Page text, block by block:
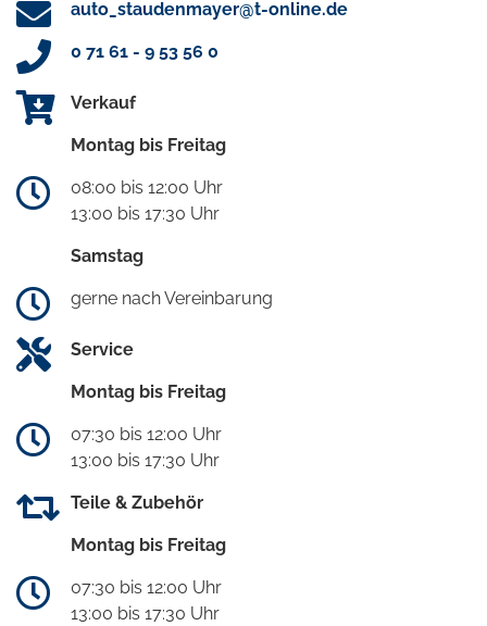
auto_staudenmayer@t-online.de
0 71 61 - 9 53 56 0
Verkauf
Montag bis Freitag
08:00 bis 12:00 Uhr
13:00 bis 17:30 Uhr
Samstag
gerne nach Vereinbarung
Service
Montag bis Freitag
07:30 bis 12:00 Uhr
13:00 bis 17:30 Uhr
Teile & Zubehör
Montag bis Freitag
07:30 bis 12:00 Uhr
13:00 bis 17:30 Uhr